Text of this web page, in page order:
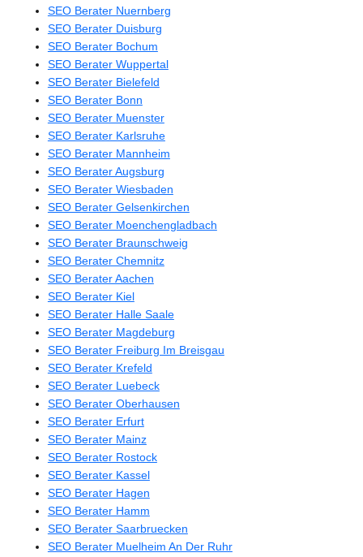
SEO Berater Nuernberg
SEO Berater Duisburg
SEO Berater Bochum
SEO Berater Wuppertal
SEO Berater Bielefeld
SEO Berater Bonn
SEO Berater Muenster
SEO Berater Karlsruhe
SEO Berater Mannheim
SEO Berater Augsburg
SEO Berater Wiesbaden
SEO Berater Gelsenkirchen
SEO Berater Moenchengladbach
SEO Berater Braunschweig
SEO Berater Chemnitz
SEO Berater Aachen
SEO Berater Kiel
SEO Berater Halle Saale
SEO Berater Magdeburg
SEO Berater Freiburg Im Breisgau
SEO Berater Krefeld
SEO Berater Luebeck
SEO Berater Oberhausen
SEO Berater Erfurt
SEO Berater Mainz
SEO Berater Rostock
SEO Berater Kassel
SEO Berater Hagen
SEO Berater Hamm
SEO Berater Saarbruecken
SEO Berater Muelheim An Der Ruhr